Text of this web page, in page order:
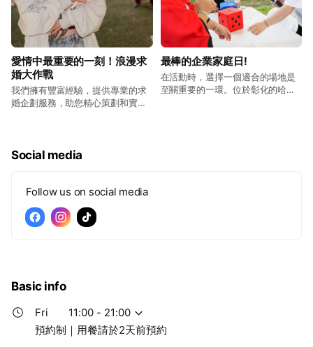
愛情中最重要的一刻！浪漫求
婚大作戰
我們擁有豐富經驗，提供專業的求
婚企劃服務，助您精心策劃和實現
最棒的企業家庭日!
在活動時，選擇一個適合的場地是
至關重要的一環。位於彰化的哈比
Social media
Follow us on social media
Basic info
Fri
11:00 - 21:00
預約制｜用餐請於2天前預約